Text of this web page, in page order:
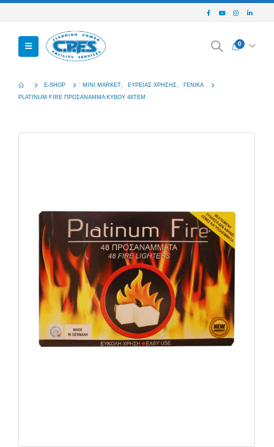
0
E-SHOP MINI MARKET ΕΥΡΕΊΑΣ ΧΡΉΣΗΣ
ΓΕΝΙΚΆ
PLATINUM FIRE ΠΡΟΣΑΝΑΜΜΑ ΚΥΒΟΥ 48ΤΕΜ